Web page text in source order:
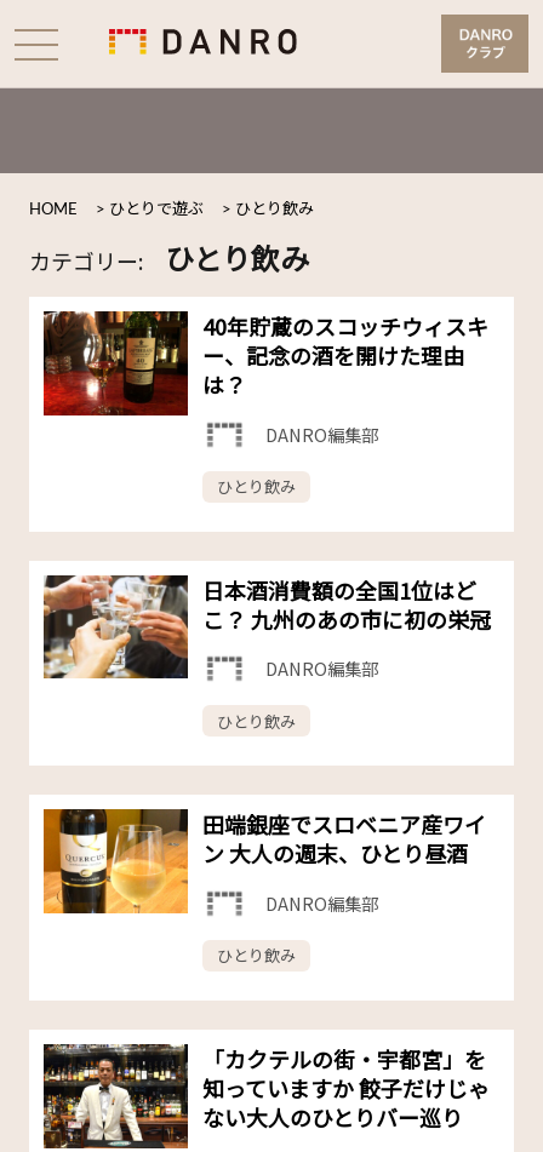
HOME > ひとりで遊ぶ > ひとり飲み
カテゴリー: ひとり飲み
40年貯蔵のスコッチウィスキ
ー、記念の酒を開けた理由
は？
DANRO編集部
ひとり飲み
日本酒消費額の全国1位はど
こ？ 九州のあの市に初の栄冠
DANRO編集部
ひとり飲み
田端銀座でスロベニア産ワイ
ン 大人の週末、ひとり昼酒
DANRO編集部
ひとり飲み
「カクテルの街・宇都宮」を
知っていますか 餃子だけじゃ
ない大人のひとりバー巡り